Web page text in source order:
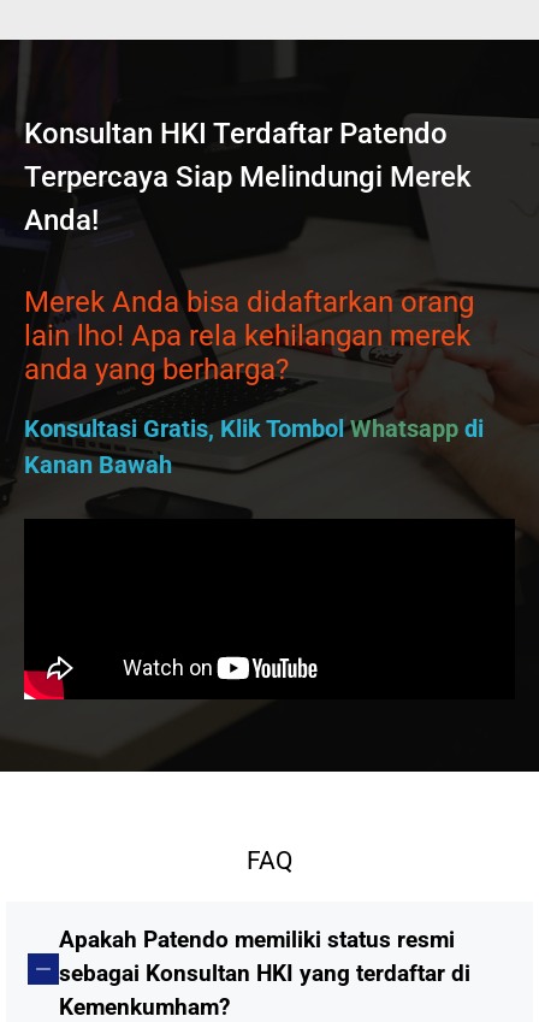
Konsultan HKI Terdaftar Patendo
Terpercaya Siap Melindungi Merek
Anda!
Merek Anda bisa didaftarkan orang
lain lho! Apa rela kehilangan merek
anda yang berharga?
Konsultasi Gratis, Klik TombolWhatsapp di
Kanan Bawah
FAQ
Apakah Patendo memiliki status resmi
sebagai Konsultan HKI yang terdaftar di
Kemenkumham?